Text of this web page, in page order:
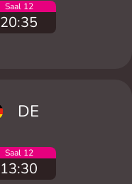
Saal 12
20:35
DE
Saal 12
13:30